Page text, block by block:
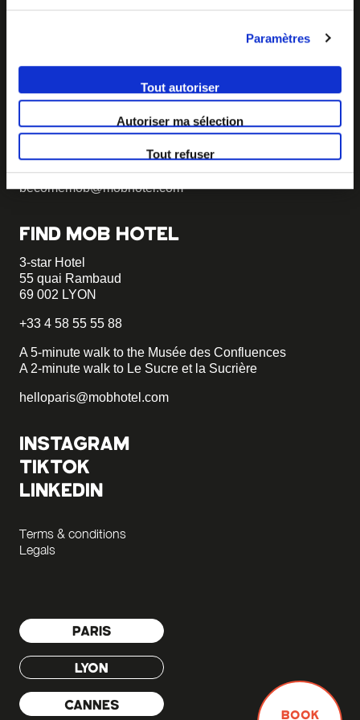
Paramètres
Tout autoriser
Autoriser ma sélection
Tout refuser
BOOK
BECOME MOB
MOB HOTEL is growing into a cooperative movement
If you want to create your own MOB HOTEL and belong
project, we will tell you how to become MOB.
becomemob@mobhotel.com
FIND MOB HOTEL
3-star Hotel
55 quai Rambaud
69 002 LYON
+33 4 58 55 55 88
A 5-minute walk to the Musée des Confluences
A 2-minute walk to Le Sucre et la Sucrière
helloparis@mobhotel.com
INSTAGRAM
TIKTOK
LINKEDIN
Terms & conditions
Legals
PARIS
LYON
CANNES